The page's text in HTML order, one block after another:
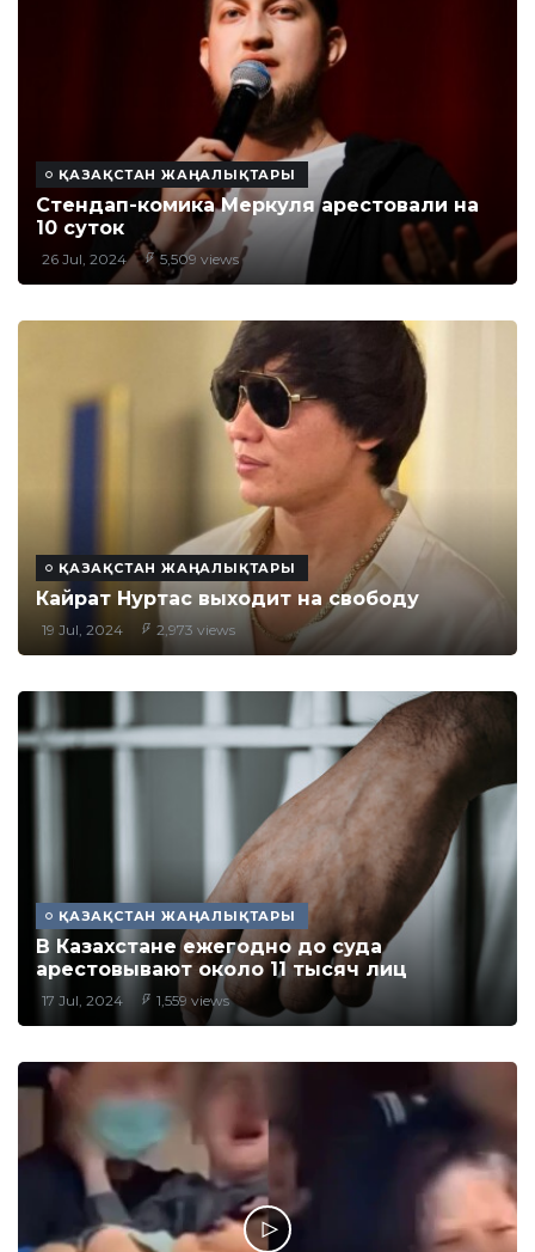
ҚАЗАҚСТАН ЖАҢАЛЫҚТАРЫ
Стендап-комика Меркуля арестовали на
10 суток
26 Jul, 2024 5,509 views
ҚАЗАҚСТАН ЖАҢАЛЫҚТАРЫ
Кайрат Нуртас выходит на свободу
19 Jul, 2024 2,973 views
ҚАЗАҚСТАН ЖАҢАЛЫҚТАРЫ
В Казахстане ежегодно до суда
арестовывают около 11 тысяч лиц
17 Jul, 2024 1,559 views